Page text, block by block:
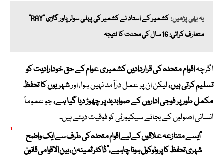
یہ بھی پڑھیں:
کشمیر کے استاد نے کشمیر کی پہلی سولر پاور گاڑی "RAY"
متعارف کرائی: 16 سال کی محنت کا نتیجہ
اگرچہاقوام متحدہ کی قراردادیں کشمیری عوام کے حق خودارادیت کو
تسلیم کرتی ہیں،لیکن ان پر عمل درآمد نہیں ہوا، اورشہریوں کا تحفظ
مکمل طور پر فوجی اداروں کے صوابدید پر چھوڑ دیا گیا ہے،جو عموماً
انسانی اصولوں کے بجائے سیکیورٹی کو فوقیت دیتے ہیں۔
“ایسے متنازعہ علاقوں کے لیے اقوام متحدہ کی طرف سے ایک واضح
شہری تحفظ کا پروٹوکول ہونا چاہیے،”ڈاکٹر ثمینہ ن،بین الاقوامی قانون